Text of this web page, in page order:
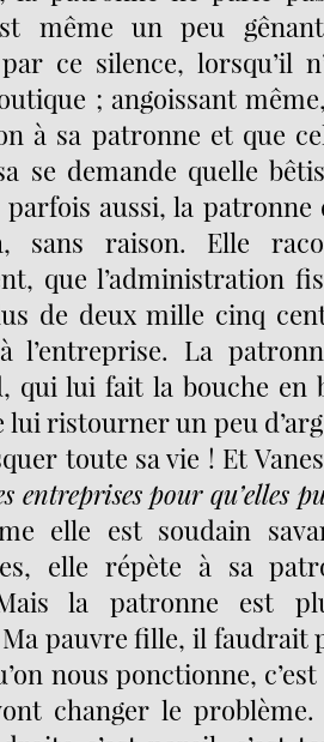
même un peu
ce silence, lorsqu’il
; angoissant
à sa patronne et que
se demande quelle
aussi, la patronne
sans raison. Elle
que l’administration
de deux mille cinq
l’entreprise. La
qui lui fait la bouche en
ristourner un peu
toute sa vie ! Et
entreprises pour qu’elles
elle est soudain
elle répète à sa
la patronne est
Ma pauvre fille, il faudrait
nous ponctionne,
changer le